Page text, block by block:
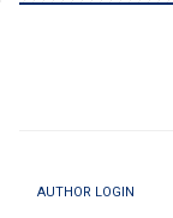
AUTHOR LOGIN